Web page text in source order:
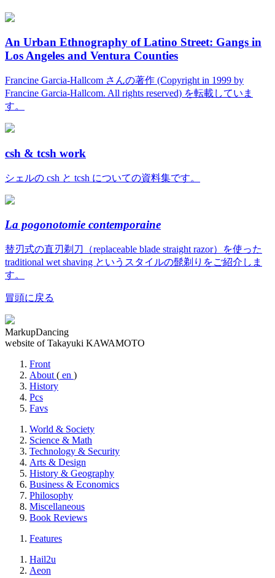
An Urban Ethnography of Latino Street: Gangs in
Los Angeles and Ventura Counties
Francine Garcia-Hallcom さんの著作 (Copyright in 1999 by
Francine Garcia-Hallcom. All rights reserved) を転載していま
す。
csh & tcsh work
シェルの csh と tcsh についての資料集です。
La pogonotomie contemporaine
替刃式の直刃剃刀（replaceable blade straight razor）を使った
traditional wet shaving というスタイルの髭剃りをご紹介しま
す。
冒頭に戻る
MarkupDancing
website of Takayuki KAWAMOTO
Front
About ( en )
History
Pcs
Favs
World & Society
Science & Math
Technology & Security
Arts & Design
History & Geography
Business & Economics
Philosophy
Miscellaneous
Book Reviews
Features
Hail2u
Aeon